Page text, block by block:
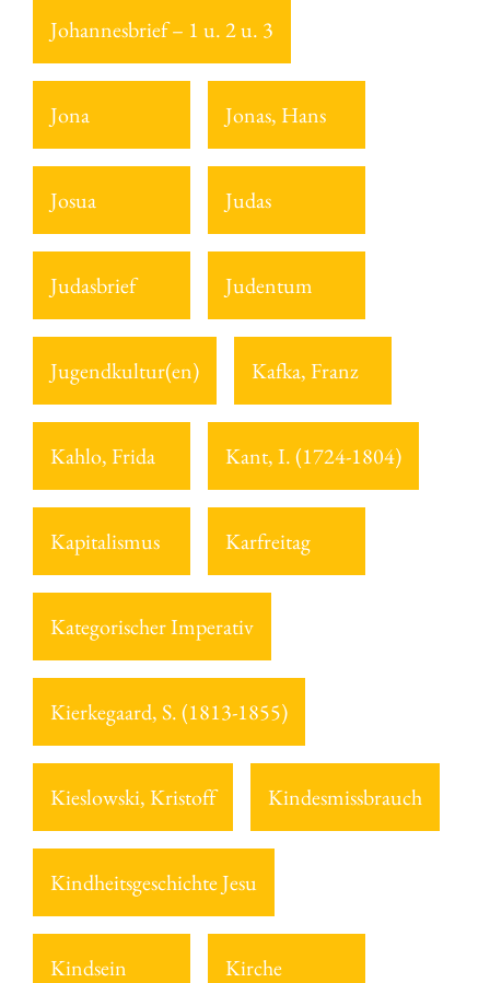
Johannesbrief – 1 u. 2 u. 3
Jona Jonas, Hans
Josua Judas
Judasbrief Judentum
Jugendkultur(en) Kafka, Franz
Kahlo, Frida Kant, I. (1724-1804)
Kapitalismus Karfreitag
Kategorischer Imperativ
Kierkegaard, S. (1813-1855)
Kieslowski, Kristoff Kindesmissbrauch
Kindheitsgeschichte Jesu
Kindsein Kirche